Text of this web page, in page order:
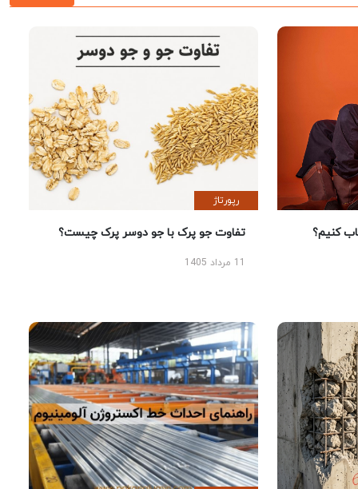
کنیم؟
رپورتاژ
تفاوت جو پرک با جو دوسر پرک چیست؟